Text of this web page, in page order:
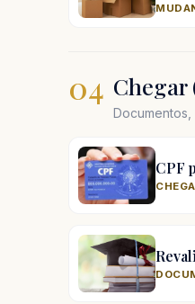
04 Chegar
CPF